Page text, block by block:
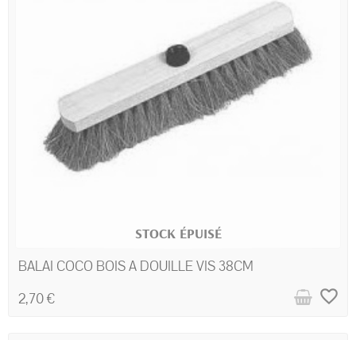
STOCK ÉPUISÉ
BALAI COCO BOIS A DOUILLE VIS 38CM
2,70 €
favorite_border